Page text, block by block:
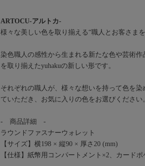
ARTOCU-アルトカ-
様々な美しい色を取り揃える“職人とお客さま
染色職人の感性から生まれる新たな色や芸術
を取り揃えたyuhakuの新しい形です。
それぞれの職人が、様々な想いを持って色を
ていただき、お気に入りの色をお選びください
- 商品詳細 -
ラウンドファスナーウォレット
【サイズ】横198 × 縦90 × 厚さ20 (mm)
【仕様】紙幣用コンパートメント×2、カード